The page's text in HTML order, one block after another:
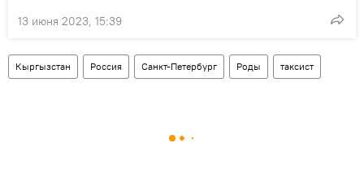
13 июня 2023, 15:39
Кыргызстан Россия Санкт-Петербург Роды таксист